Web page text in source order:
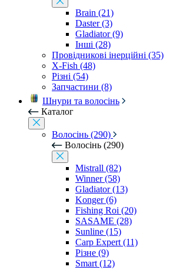
Brain (21)
Daster (3)
Gladiator (9)
Інші (28)
Провідникові інерційні (35)
X-Fish (48)
Різні (54)
Запчастини (8)
Шнури та волосінь
Каталог
Волосінь (290)
Волосінь (290)
Mistrall (82)
Winner (58)
Gladiator (13)
Konger (6)
Fishing Roi (20)
SASAME (28)
Sunline (15)
Carp Expert (11)
Різне (9)
Smart (12)